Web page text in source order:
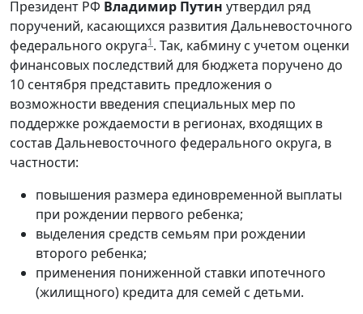
Президент РФ Владимир Путин утвердил ряд
поручений, касающихся развития Дальневосточного
федерального округа1. Так, кабмину с учетом оценки
финансовых последствий для бюджета поручено до
10 сентября представить предложения о
возможности введения специальных мер по
поддержке рождаемости в регионах, входящих в
состав Дальневосточного федерального округа, в
частности:
повышения размера единовременной выплаты
при рождении первого ребенка;
выделения средств семьям при рождении
второго ребенка;
применения пониженной ставки ипотечного
(жилищного) кредита для семей с детьми.